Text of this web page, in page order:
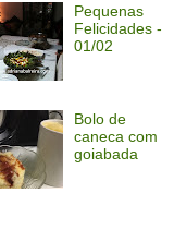
Pequenas
Felicidades -
01/02
Bolo de
caneca com
goiabada